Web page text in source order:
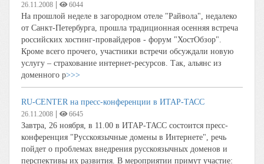
26.11.2008 6044
На прошлой неделе в загородном отеле "Райвола", недалеко
от Санкт-Петербурга, прошла традиционная осенняя встреча
российских хостинг-провайдеров - форум "ХостОбзор".
Кроме всего прочего, участники встречи обсуждали новую
услугу – страхование интернет-ресурсов. Так, альянс из
доменного р>>>
RU-CENTER на пресс-конференции в ИТАР-ТАСС
26.11.2008 6645
Завтра, 26 ноября, в 11.00 в ИТАР-ТАСС состоится пресс-
конференция "Русскоязычные домены в Интернете", речь
пойдет о проблемах внедрения русскоязычных доменов и
перспективы их развития. В мероприятии примут участие: